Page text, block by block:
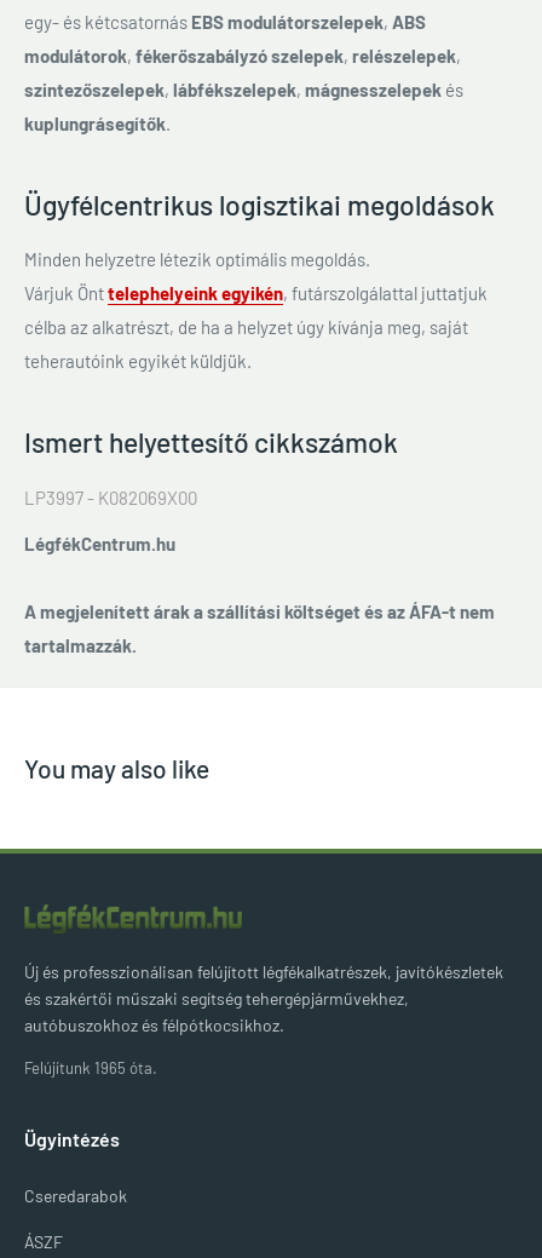
egy- és kétcsatornás EBS modulátorszelepek, ABS
modulátorok, fékerőszabályzó szelepek, relészelepek,
szintezőszelepek, lábfékszelepek, mágnesszelepek és
kuplungrásegítők.
Ügyfélcentrikus logisztikai megoldások
Minden helyzetre létezik optimális megoldás.
Várjuk Önttelephelyeink egyikén, futárszolgálattal juttatjuk
célba az alkatrészt, de ha a helyzet úgy kívánja meg, saját
teherautóink egyikét küldjük.
Ismert helyettesítő cikkszámok
LP3997 - K082069X00
LégfékCentrum.hu
A megjelenített árak a szállítási költséget és az ÁFA-t nem
tartalmazzák.
You may also like
Új és professzionálisan felújított légfékalkatrészek, javítókészletek
és szakértői műszaki segítség tehergépjárművekhez,
autóbuszokhoz és félpótkocsikhoz.
Felújítunk 1965 óta.
Ügyintézés
Cseredarabok
ÁSZF